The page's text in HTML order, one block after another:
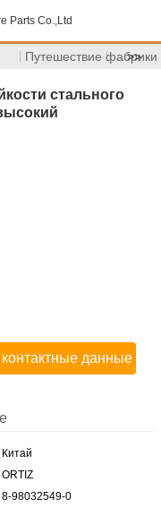
Parts Co.,Ltd
Путешествие фабрики
>>
стального
контактные данные
Китай
ORTIZ
8-98032549-0